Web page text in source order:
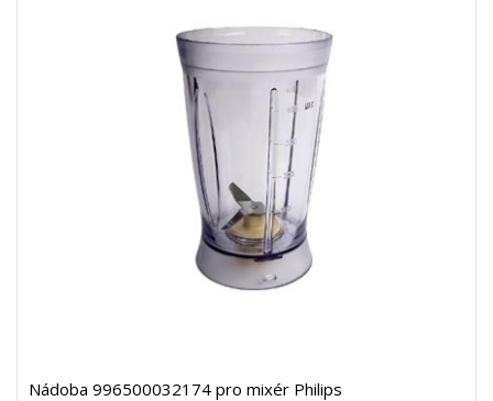
Nádoba 996500032174 pro mixér Philips